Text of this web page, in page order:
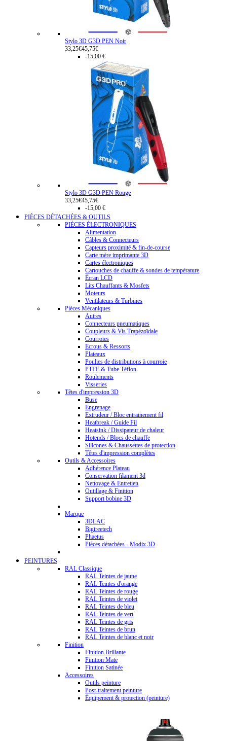
Stylo 3D G3D PEN Noir
33,25€45,75€
-15,00 €
Stylo 3D G3D PEN Rouge
33,25€45,75€
-15,00 €
PIÈCES DÉTACHÉES & OUTILS
PIÈCES ÉLECTRONIQUES
Alimentation
Câbles & Connecteurs
Capteurs proximité & fin-de-course
Carte mère imprimante 3D
Cartes électroniques
Cartouches de chauffe & sondes de température
Écran LCD
Lits Chauffants & Mosfets
Moteurs
Ventilateurs & Turbines
Pièces Mécaniques
Autres
Connecteurs pneumatiques
Coupleurs & Vis Trapézoïdale
Courroies
Ecrous & Ressorts
Plateaux
Poulies de distributions à courroie
PTFE & Tube Téflon
Roulements
Visseries
Têtes d'impression 3D
Buse
Engrenage
Extrudeur / Bloc entrainement fil
Heatbreak / Guide Fil
Heatsink / Dissipateur de chaleur
Hotends / Blocs de chauffe
Silicones & Chaussettes de protection
Têtes d'impression complètes
Outils & Accessoires
Adhérence Plateau
Conservation filament 3d
Nettoyage & Entretien
Outillage & Finition
Support bobine 3D
Marque
3DLAC
Bigtreetech
Phaetus
Pièces détachées - Modix 3D
PEINTURES
RAL Classique
RAL Teintes de jaune
RAL Teintes d'orange
RAL Teintes de rouge
RAL Teintes de violet
RAL Teintes de bleu
RAL Teintes de vert
RAL Teintes de gris
RAL Teintes de brun
RAL Teintes de blanc et noir
Finition
Finition Brillante
Finition Mate
Finition Satinée
Accessoires
Outils peinture
Post-traitement peinture
Équipement & protection (peinture)